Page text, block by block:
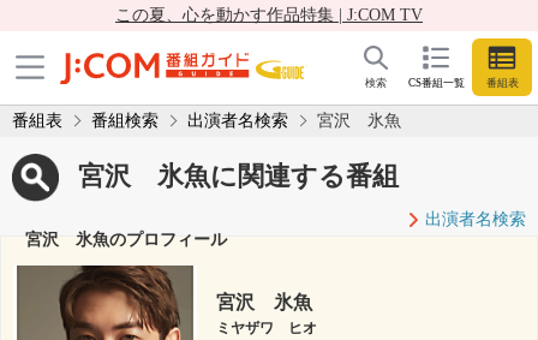
この夏、心を動かす作品特集 | J:COM TV
CS番組一覧 番組表
検索
番組表 番組検索 出演者名検索 宮沢 氷魚
宮沢 氷魚に関連する番組
出演者名検索
宮沢 氷魚のプロフィール
宮沢 氷魚
ミヤザワ ヒオ